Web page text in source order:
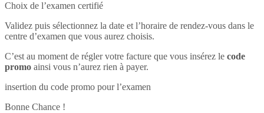
Choix de l’examen certifié
Validez puis sélectionnez la date et l’horaire de rendez-vous dans le
centre d’examen que vous aurez choisis.
C’est au moment de régler votre facture que vous insérez le code
promo ainsi vous n’aurez rien à payer.
insertion du code promo pour l’examen
Bonne Chance !